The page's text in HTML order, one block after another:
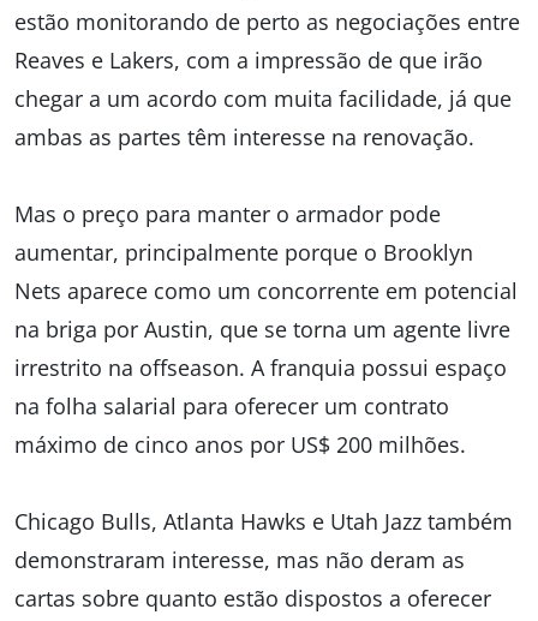
estão monitorando de perto as negociações entre
Reaves e Lakers, com a impressão de que irão
chegar a um acordo com muita facilidade, já que
ambas as partes têm interesse na renovação.
Mas o preço para manter o armador pode
aumentar, principalmente porque o Brooklyn
Nets aparece como um concorrente em potencial
na briga por Austin, que se torna um agente livre
irrestrito na offseason. A franquia possui espaço
na folha salarial para oferecer um contrato
máximo de cinco anos por US$ 200 milhões.
Chicago Bulls, Atlanta Hawks e Utah Jazz também
demonstraram interesse, mas não deram as
cartas sobre quanto estão dispostos a oferecer